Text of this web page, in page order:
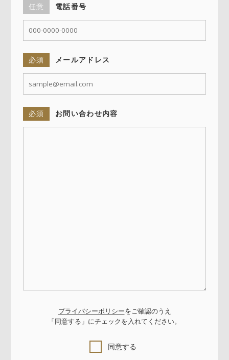
任意 電話番号
必須 メールアドレス
必須 お問い合わせ内容
プライバシーポリシーをご確認のうえ
「同意する」にチェックを入れてください。
同意する